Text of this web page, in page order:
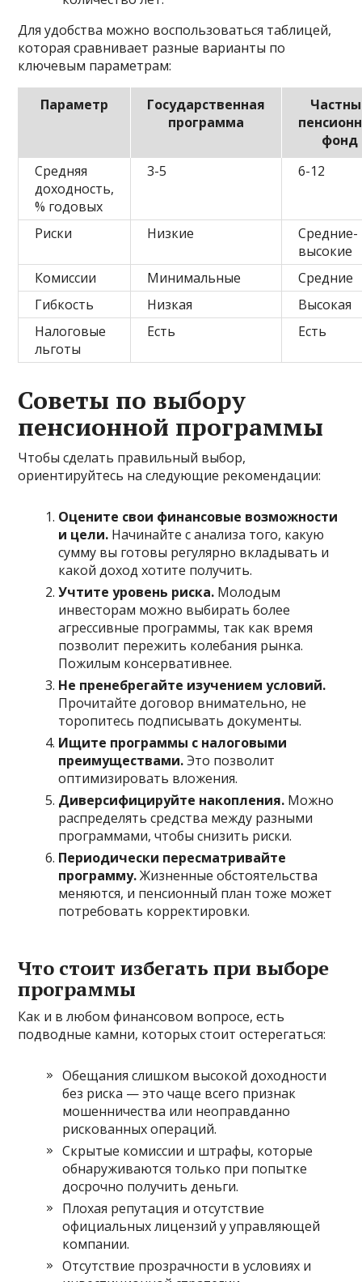
Для удобства можно воспользоваться таблицей,
которая сравнивает разные варианты по
ключевым параметрам:
Параметр
Государственная
программа
фонд
Средняя
доходность,
% годовых
3-5 6-12
Риски Низкие
Средние-
высокие
Комиссии
Минимальные
Средние
Гибкость
Низкая
Высокая
Налоговые
льготы
Есть Есть
Советы по выбору
пенсионной программы
Чтобы сделать правильный выбор,
ориентируйтесь на следующие рекомендации:
Оцените свои финансовые возможности
и цели. Начинайте с анализа того, какую
сумму вы готовы регулярно вкладывать и
какой доход хотите получить.
Учтите уровень риска. Молодым
инвесторам можно выбирать более
агрессивные программы, так как время
позволит пережить колебания рынка.
Пожилым консервативнее.
Не пренебрегайте изучением условий.
Прочитайте договор внимательно, не
торопитесь подписывать документы.
Ищите программы с налоговыми
преимуществами.Это позволит
оптимизировать вложения.
Диверсифицируйте накопления. Можно
распределять средства между разными
программами, чтобы снизить риски.
Периодически пересматривайте
программу.Жизненные обстоятельства
меняются, и пенсионный план тоже может
потребовать корректировки.
Что стоит избегать при выборе
программы
Как и в любом финансовом вопросе, есть
подводные камни, которых стоит остерегаться:
Обещания слишком высокой доходности
без риска — это чаще всего признак
мошенничества или неоправданно
рискованных операций.
Скрытые комиссии и штрафы, которые
обнаруживаются только при попытке
досрочно получить деньги.
Плохая репутация и отсутствие
официальных лицензий у управляющей
компании.
Отсутствие прозрачности в условиях и